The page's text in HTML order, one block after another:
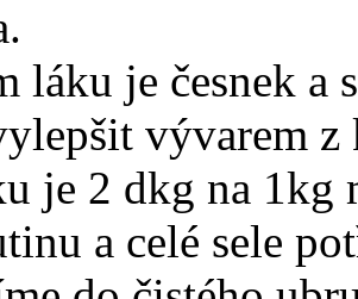
láku je česnek a
vývarem z
je 2 dkg na 1kg
a celé sele